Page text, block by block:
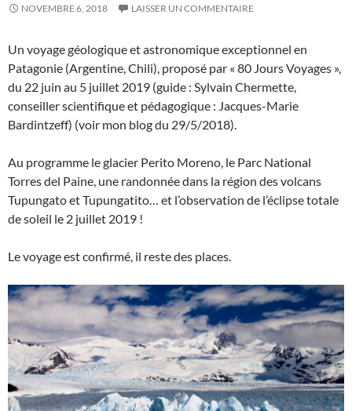
NOVEMBRE 6, 2018 LAISSER UN COMMENTAIRE
Un voyage géologique et astronomique exceptionnel en
Patagonie (Argentine, Chili), proposé par « 80 Jours Voyages »,
du 22 juin au 5 juillet 2019 (guide : Sylvain Chermette,
conseiller scientifique et pédagogique : Jacques-Marie
Bardintzeff) (voir mon blog du 29/5/2018).
Au programme le glacier Perito Moreno, le Parc National
Torres del Paine, une randonnée dans la région des volcans
Tupungato et Tupungatito… et l’observation de l’éclipse totale
de soleil le 2 juillet 2019 !
Le voyage est confirmé, il reste des places.